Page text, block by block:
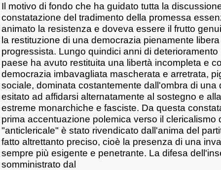
Il motivo di fondo che ha guidato tutta la
constatazione del tradimento della promessa
animato la resistenza e doveva essere il frutto
la restituzione di una democrazia pienamente
progressista. Lungo quindici anni di
paese ha avuto restituita una libertà incompleta e
democrazia imbavagliata mascherata e arretrata,
sociale, dominata costantemente dall'ombra di una
esitato ad affidarsi alternatamente al sostegno e
estreme monarchiche e fasciste. Da questa
prima accentuazione polemica verso il clericalismo
"anticlericale" è stato rivendicato dall'anima del
fatto altrettanto preciso, cioè la presenza di una
sempre più esigente e penetrante. La difesa
somministrato dal